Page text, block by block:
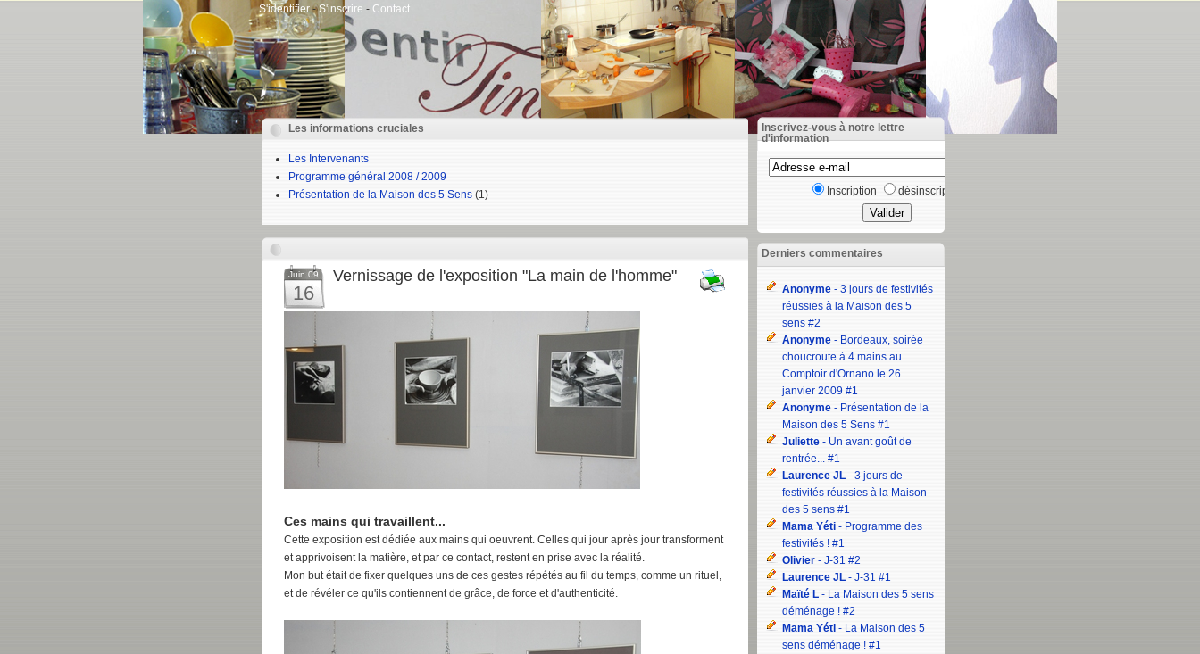
S'identifier -S'inscrire - Contact
Les informations cruciales
Les Intervenants
Programme général 2008 / 2009
Présentation de la Maison des 5 Sens(1)
Juin 09
16
Vernissage de l'exposition "La main de l'homme"
Ces mains qui travaillent...
Cette exposition est dédiée aux mains qui oeuvrent. Celles qui jour après jour transforment
et apprivoisent la matière, et par ce contact, restent en prise avec la réalité.
Mon but était de fixer quelques uns de ces gestes répétés au fil du temps, comme un rituel,
et de révéler ce qu'ils contiennent de grâce, de force et d'authenticité.
Inscrivez-vous à notre lettre
d'information
Inscription désinscription
Derniers commentaires
Anonyme- 3 jours de festivités
réussies à la Maison des 5
sens #2
Anonyme- Bordeaux, soirée
choucroute à 4 mains au
Comptoir d'Ornano le 26
janvier 2009 #1
Anonyme- Présentation de la
Maison des 5 Sens #1
Juliette- Un avant goût de
rentrée... #1
Laurence JL- 3 jours de
festivités réussies à la Maison
des 5 sens #1
Mama Yéti- Programme des
festivités ! #1
Olivier- J-31 #2
Laurence JL- J-31 #1
Maïté L- La Maison des 5 sens
déménage ! #2
Mama Yéti- La Maison des 5
sens déménage ! #1